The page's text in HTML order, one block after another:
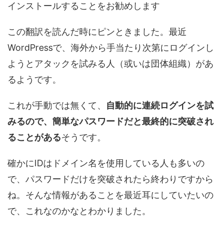
インストールすることをお勧めします
この翻訳を読んだ時にピンときました。最近
WordPressで、海外から手当たり次第にログインし
ようとアタックを試みる人（或いは団体組織）があ
るようです。
これが手動では無くて、 自動的に連続ログインを試
みるので、簡単なパスワードだと最終的に突破され
ることがあるそうです。
確かにIDはドメイン名を使用している人も多いの
で、パスワードだけを突破されたら終わりですから
ね。そんな情報があることを最近耳にしていたいの
で、これなのかなとわかりました。